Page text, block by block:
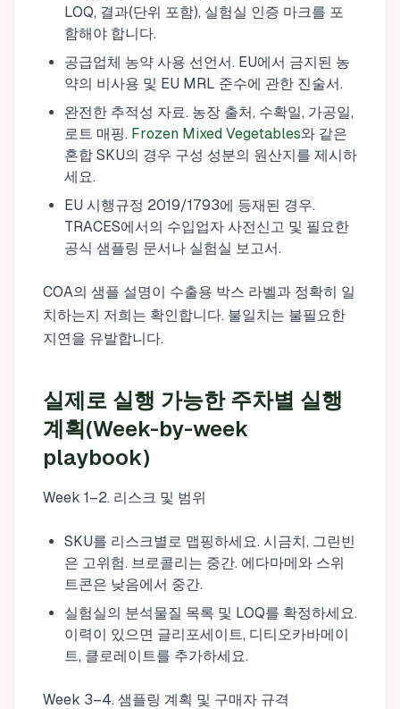
LOQ, 결과(단위 포함), 실험실 인증 마크를 포
함해야 합니다.
공급업체 농약 사용 선언서. EU에서 금지된 농
약의 비사용 및 EU MRL 준수에 관한 진술서.
완전한 추적성 자료. 농장 출처, 수확일, 가공일,
로트 매핑. Frozen Mixed Vegetables와 같은
혼합 SKU의 경우 구성 성분의 원산지를 제시하
세요.
EU 시행규정 2019/1793에 등재된 경우.
TRACES에서의 수입업자 사전신고 및 필요한
공식 샘플링 문서나 실험실 보고서.
COA의 샘플 설명이 수출용 박스 라벨과 정확히 일
치하는지 저희는 확인합니다. 불일치는 불필요한
지연을 유발합니다.
실제로 실행 가능한 주차별 실행
계획(Week-by-week
playbook)
Week 1–2. 리스크 및 범위
SKU를 리스크별로 맵핑하세요. 시금치, 그린빈
은 고위험. 브로콜리는 중간. 에다마메와 스위
트콘은 낮음에서 중간.
실험실의 분석물질 목록 및 LOQ를 확정하세요.
이력이 있으면 글리포세이트, 디티오카바메이
트, 클로레이트를 추가하세요.
Week 3–4. 샘플링 계획 및 구매자 규격